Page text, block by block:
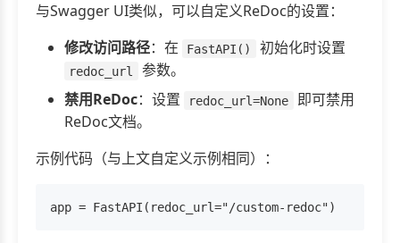
与Swagger UI类似，可以自定义ReDoc的设置：
修改访问路径：在 FastAPI() 初始化时设置
redoc_url
参数。
禁用ReDoc：设置 redoc_url=None
即可禁用
ReDoc文档。
示例代码（与上文自定义示例相同）：